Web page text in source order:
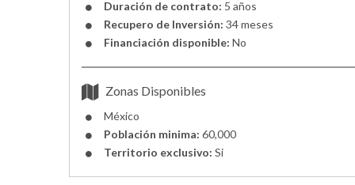
Duración de contrato: 5 años
Recupero de Inversión: 34 meses
Financiación disponible: No
Zonas Disponibles
México
Población minima: 60,000
Territorio exclusivo: Si